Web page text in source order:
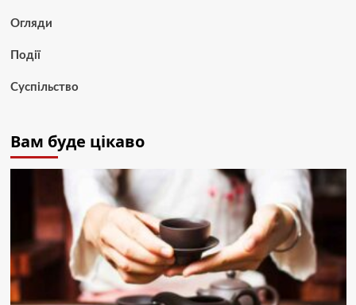
Огляди
Події
Суспільство
Вам буде цікаво